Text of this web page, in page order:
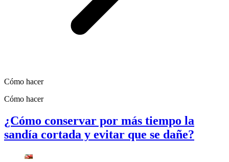
Cómo hacer
Cómo hacer
¿Cómo conservar por más tiempo la
sandía cortada y evitar que se dañe?